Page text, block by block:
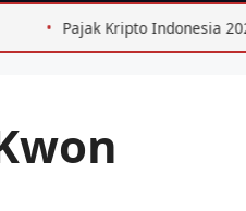
Pajak Kripto Indonesia 2026: